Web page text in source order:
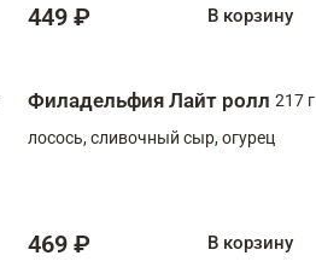
449 ₽ В корзину
Филадельфия Лайт ролл 217 г
лосось, сливочный сыр, огурец
469 ₽ В корзину